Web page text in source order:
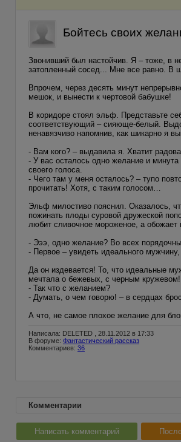
Бойтесь своих
Звонивший был настойчив. Я – тоже, в
затопленный сосед... Мне все равно. В
Впрочем, через десять минут
мешок, и вынести к чертовой бабушке!
В коридоре стоял эльф. Представьте
соответствующий – сияюще-белый.
ненавязчиво напомнив, как шикарно я
- Вам кого? – выдавила я. Хватит
- У вас осталось одно желание и
своего голоса.
- Чего там у меня осталось? – тупо
прочитать! Хотя, с таким голосом…
Эльф милостиво пояснил. Оказалось,
пожинать плоды суровой дружеской
любит сливочное мороженое, а обожает
- Эээ, одно желание? Во всех
- Первое – увидеть идеального
Да он издевается! То, что идеальные
мечтала о бежевых, с черным кружевом!
- Так что с желанием?
- Думать, о чем говорю! – в сердцах
А что, не самое плохое желание для
Написала: DELETED , 28.11.2012 в 17:33
В форуме: Фантастический рассказ
Комментариев: 36
Комментарии
Написать комментарий